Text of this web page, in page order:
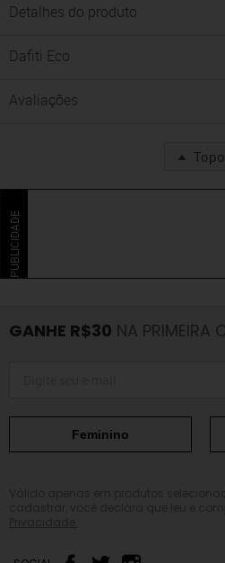
Detalhes do produto
Dafiti Eco
Avaliações
Topo
PUBLICIDADE
GANHE R$30 NA PRIMEIRA
Feminino